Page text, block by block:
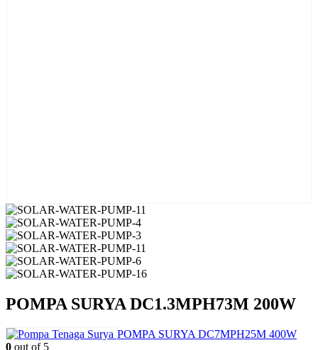
POMPA SURYA DC1.3MPH73M 200W
POMPA SURYA DC7MPH25M 400W
0 out of 5